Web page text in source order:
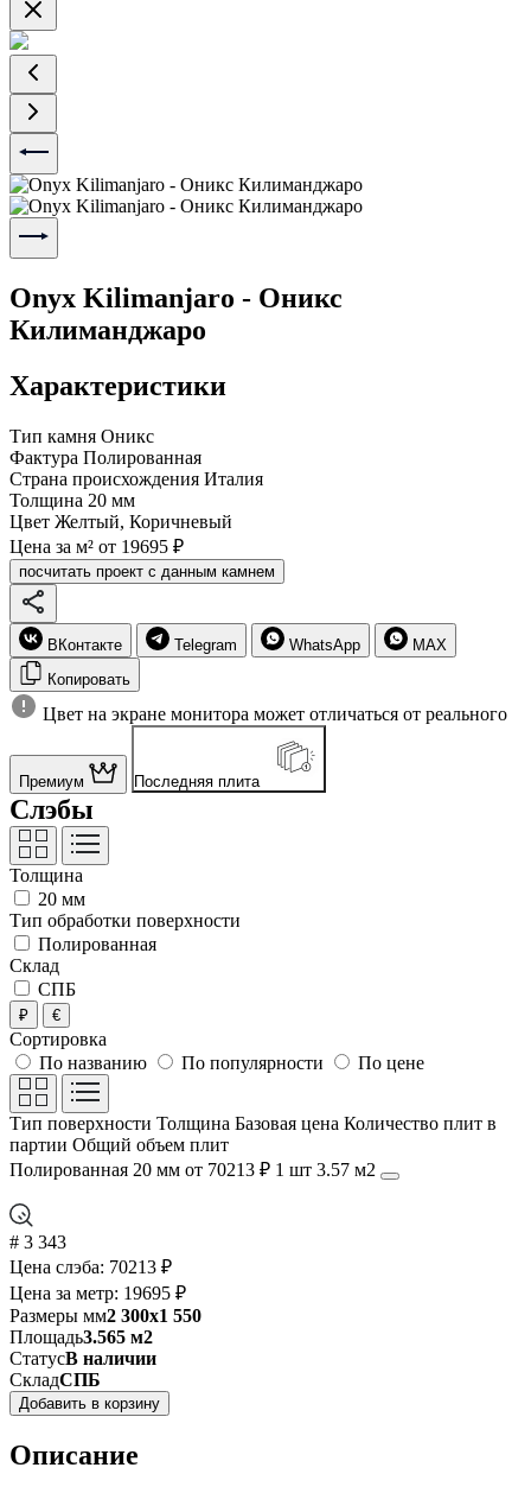
Onyx Kilimanjaro - Оникс
Килиманджаро
Характеристики
Тип камня Оникс
Фактура Полированная
Страна происхождения Италия
Толщина 20 мм
Цвет Желтый, Коричневый
Цена за м² от 19695 ₽
посчитать проект с данным камнем
ВКонтакте Telegram WhatsApp
MAX
Копировать
Цвет на экране монитора может отличаться от реального
Премиум Последняя плита
Слэбы
Толщина
20 мм
Тип обработки поверхности
Полированная
Склад
СПБ
₽ €
Сортировка
По названию
По популярности По цене
Тип поверхности Толщина Базовая цена Количество плит в
партии Общий объем плит
Полированная 20 мм от 70213 ₽ 1 шт 3.57 м2
# 3 343
Цена слэба: 70213 ₽
Цена за метр: 19695 ₽
Размеры мм2 300x1 550
Площадь3.565 м2
СтатусВ наличии
СкладСПБ
Добавить в корзину
Описание